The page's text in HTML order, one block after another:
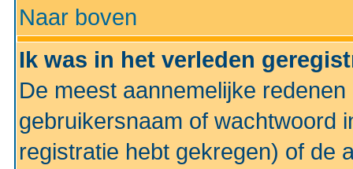
Naar boven
Ik was in het verleden
De meest aannemelijke
gebruikersnaam of wachtwoord
registratie hebt gekregen) of de